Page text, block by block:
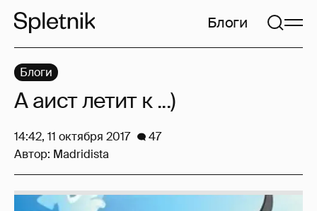
Блоги
Блоги
А аист летит к ...)
14:42, 11 октября 2017
47
Автор: Madridista